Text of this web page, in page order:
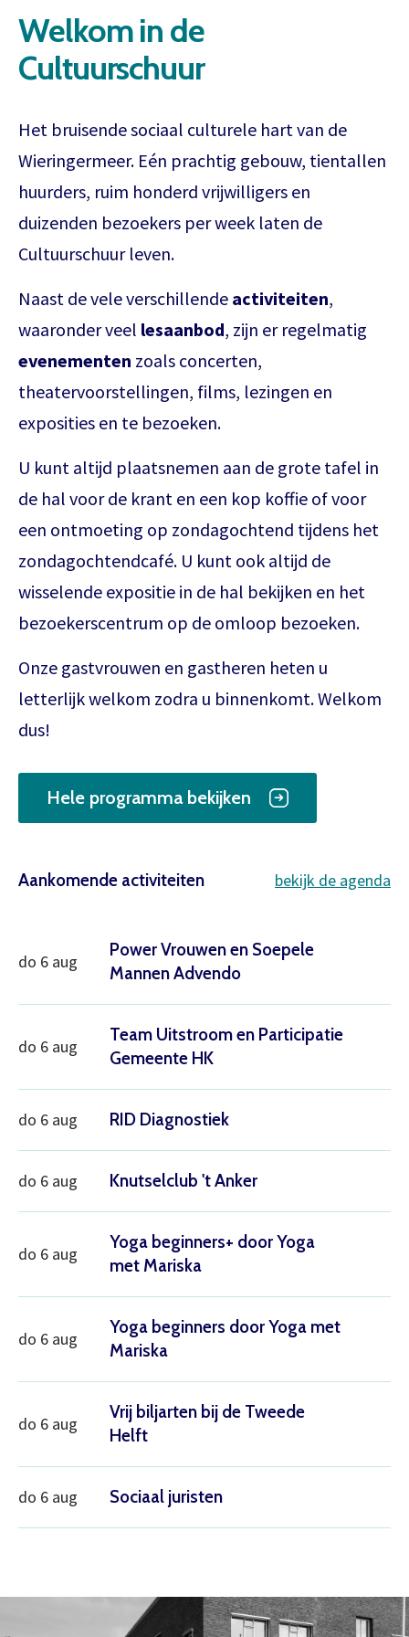
Welkom in de
Cultuurschuur
Het bruisende sociaal culturele hart van de
Wieringermeer. Eén prachtig gebouw, tientallen
huurders, ruim honderd vrijwilligers en
duizenden bezoekers per week laten de
Cultuurschuur leven.
Naast de vele verschillende activiteiten,
waaronder veel lesaanbod, zijn er regelmatig
evenementen zoals concerten,
theatervoorstellingen, films, lezingen en
exposities en te bezoeken.
U kunt altijd plaatsnemen aan de grote tafel in
de hal voor de krant en een kop koffie of voor
een ontmoeting op zondagochtend tijdens het
zondagochtendcafé. U kunt ook altijd de
wisselende expositie in de hal bekijken en het
bezoekerscentrum op de omloop bezoeken.
Onze gastvrouwen en gastheren heten u
letterlijk welkom zodra u binnenkomt. Welkom
dus!
Hele programma bekijken
Aankomende activiteiten bekijk de agenda
do 6 aug
Power Vrouwen en Soepele
Mannen Advendo
do 6 aug
Team Uitstroom en Participatie
Gemeente HK
do 6 aug RID Diagnostiek
do 6 aug Knutselclub 't Anker
do 6 aug
Yoga beginners+ door Yoga
met Mariska
do 6 aug
Yoga beginners door Yoga met
Mariska
do 6 aug
Vrij biljarten bij de Tweede
Helft
do 6 aug Sociaal juristen